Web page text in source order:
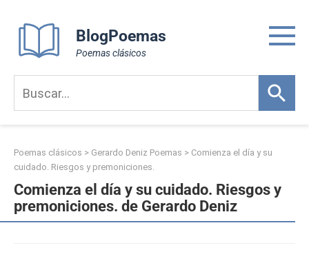
content
BlogPoemas
Poemas clásicos
Poemas clásicos > Gerardo Deniz Poemas > Comienza el día y su
cuidado. Riesgos y premoniciones.
Comienza el día y su cuidado. Riesgos y
premoniciones. de Gerardo Deniz